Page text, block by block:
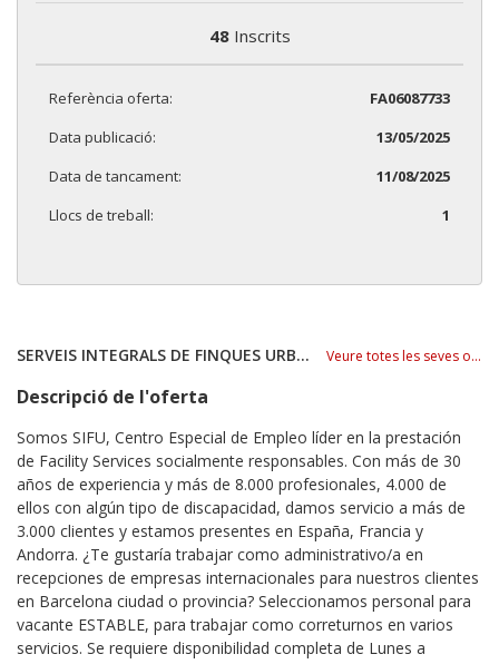
48Inscrits
Referència oferta:
FA06087733
Data publicació:
13/05/2025
Data de tancament:
11/08/2025
Llocs de treball:
1
SERVEIS INTEGRALS DE FINQUES URBANES S.L. Veure totes les seves ofertes
Descripció de l'oferta
Somos SIFU, Centro Especial de Empleo líder en la prestación
de Facility Services socialmente responsables. Con más de 30
años de experiencia y más de 8.000 profesionales, 4.000 de
ellos con algún tipo de discapacidad, damos servicio a más de
3.000 clientes y estamos presentes en España, Francia y
Andorra. ¿Te gustaría trabajar como administrativo/a en
recepciones de empresas internacionales para nuestros clientes
en Barcelona ciudad o provincia? Seleccionamos personal para
vacante ESTABLE, para trabajar como correturnos en varios
servicios. Se requiere disponibilidad completa de Lunes a